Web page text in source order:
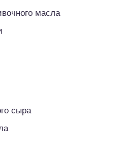
масла
сыра